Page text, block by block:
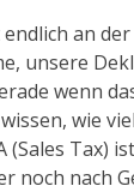
an
unsere
wenn
wie
(Sales Tax)
noch nach